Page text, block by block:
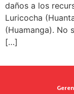
daños a los
Luricocha
(Huamanga). No
[…]